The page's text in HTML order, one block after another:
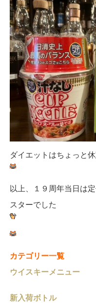
ダイエットはちょっと
以上、１９周年当日は
スターでした
カテゴリー一覧
ウイスキーメニュー
新入荷ボトル